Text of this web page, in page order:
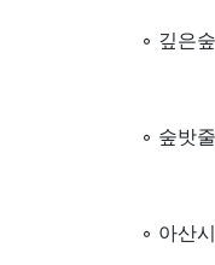
◦ 깊은
◦ 숲밧
◦ 아산